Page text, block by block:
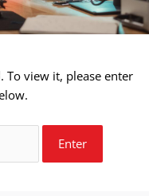
To view it, please enter